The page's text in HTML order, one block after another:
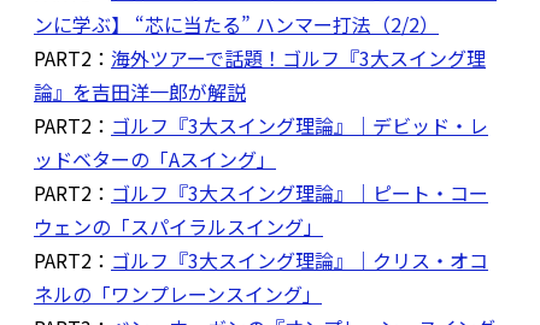
ンに学ぶ】 “芯に当たる” ハンマー打法（2/2）
PART2： 海外ツアーで話題！ゴルフ『3大スイング理
論』を吉田洋一郎が解説
PART2： ゴルフ『3大スイング理論』｜デビッド・レ
ッドベターの「Aスイング」
PART2： ゴルフ『3大スイング理論』｜ピート・コー
ウェンの「スパイラルスイング」
PART2： ゴルフ『3大スイング理論』｜クリス・オコ
ネルの「ワンプレーンスイング」